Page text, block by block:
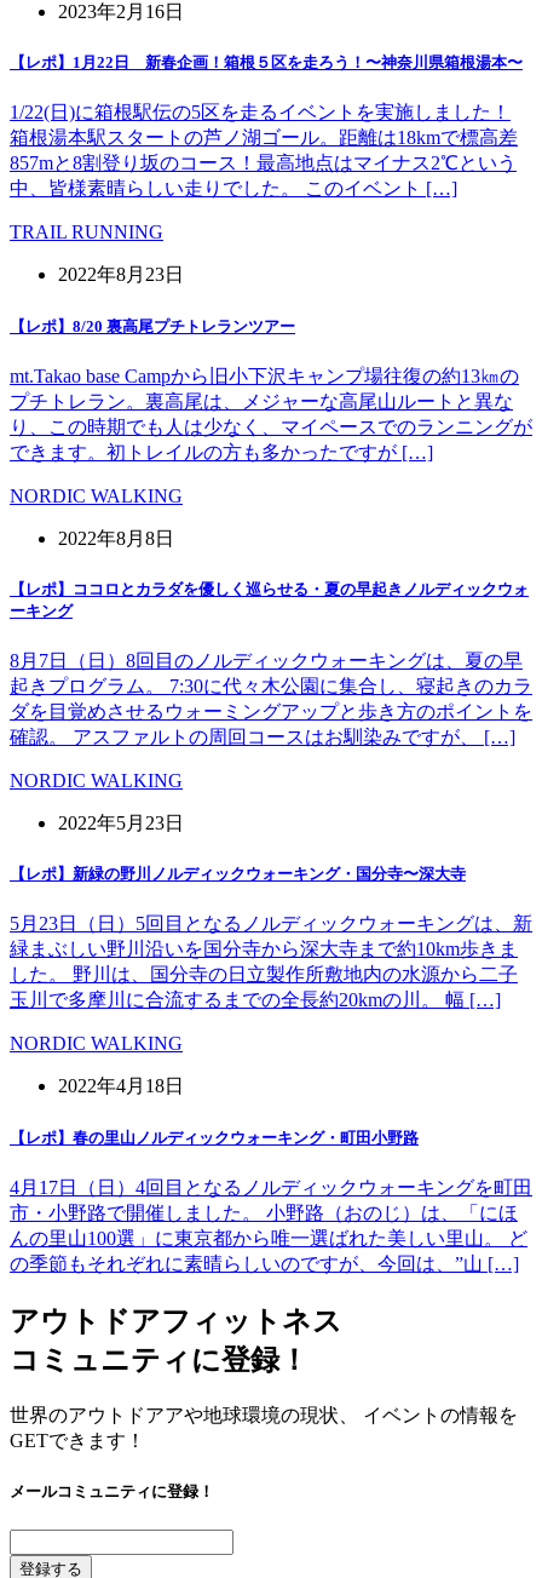
2023年2月16日
【レポ】1月22日 新春企画！箱根５区を走ろう！〜神奈川県箱根湯本〜
1/22(日)に箱根駅伝の5区を走るイベントを実施しました！
箱根湯本駅スタートの芦ノ湖ゴール。距離は18kmで標高差
857mと8割登り坂のコース！最高地点はマイナス2℃という
中、皆様素晴らしい走りでした。 このイベント […]
TRAIL RUNNING
2022年8月23日
【レポ】8/20 裏高尾プチトレランツアー
mt.Takao base Campから旧小下沢キャンプ場往復の約13㎞の
プチトレラン。裏高尾は、メジャーな高尾山ルートと異な
り、この時期でも人は少なく、マイペースでのランニングが
できます。初トレイルの方も多かったですが […]
NORDIC WALKING
2022年8月8日
【レポ】ココロとカラダを優しく巡らせる・夏の早起きノルディックウォ
ーキング
8月7日（日）8回目のノルディックウォーキングは、夏の早
起きプログラム。 7:30に代々木公園に集合し、寝起きのカラ
ダを目覚めさせるウォーミングアップと歩き方のポイントを
確認。 アスファルトの周回コースはお馴染みですが、 […]
NORDIC WALKING
2022年5月23日
【レポ】新緑の野川ノルディックウォーキング・国分寺〜深大寺
5月23日（日）5回目となるノルディックウォーキングは、新
緑まぶしい野川沿いを国分寺から深大寺まで約10km歩きま
した。 野川は、国分寺の日立製作所敷地内の水源から二子
玉川で多摩川に合流するまでの全長約20kmの川。 幅 […]
NORDIC WALKING
2022年4月18日
【レポ】春の里山ノルディックウォーキング・町田小野路
4月17日（日）4回目となるノルディックウォーキングを町田
市・小野路で開催しました。 小野路（おのじ）は、「にほ
んの里山100選」に東京都から唯一選ばれた美しい里山。 ど
の季節もそれぞれに素晴らしいのですが、今回は、”山 […]
アウトドアフィットネス
コミュニティに登録！
世界のアウトドアアや地球環境の現状、 イベントの情報を
GETできます！
メールコミュニティに登録！